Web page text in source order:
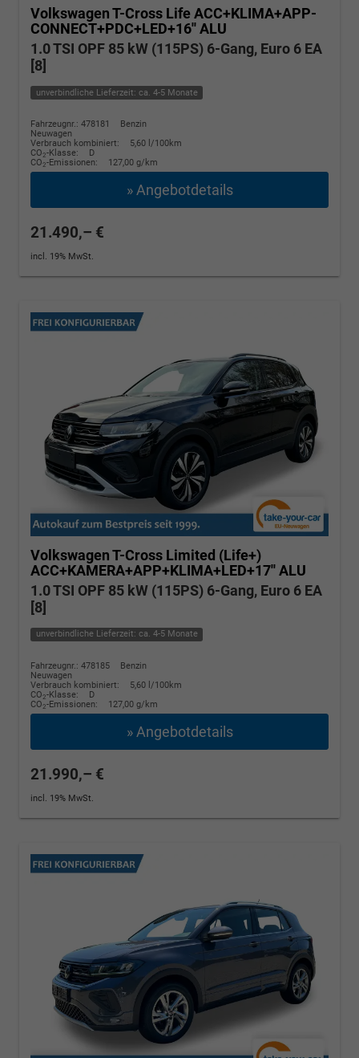
Volkswagen T-Cross Life ACC+KLIMA+APP-
CONNECT+PDC+LED+16'' ALU
1.0 TSI OPF 85 kW (115PS) 6-Gang, Euro 6 EA
[8]
unverbindliche Lieferzeit: ca. 4-5 Monate
Fahrzeugnr.: 478181
Benzin
Neuwagen
Verbrauch kombiniert:
5,60 l/100km
CO2-Klasse:
D
CO2-Emissionen: 127,00 g/km
» Angebotdetails
21.490,– €
incl. 19% MwSt.
Volkswagen T-Cross Limited (Life+)
ACC+KAMERA+APP+KLIMA+LED+17'' ALU
1.0 TSI OPF 85 kW (115PS) 6-Gang, Euro 6 EA
[8]
unverbindliche Lieferzeit: ca. 4-5 Monate
Fahrzeugnr.: 478185
Benzin
Neuwagen
Verbrauch kombiniert:
5,60 l/100km
CO2-Klasse:
D
CO2-Emissionen: 127,00 g/km
» Angebotdetails
21.990,– €
incl. 19% MwSt.